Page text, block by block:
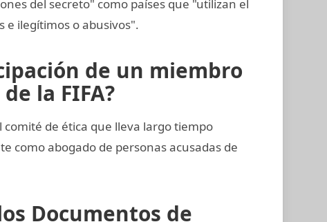
del secreto" como países que "utilizan el
e ilegítimos o abusivos".
de un miembro
la FIFA?
de ética que lleva largo tiempo
como abogado de personas acusadas de
Documentos de